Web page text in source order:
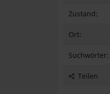
Zustand:
Ort:
Suchwörter:
Teilen